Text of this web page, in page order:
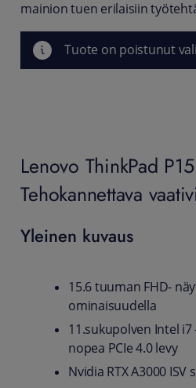
mainion tuen erilaisiin
Tuote on poistunut
Lenovo ThinkPad
Tehokannettava
Yleinen kuvaus
15.6 tuuman FHD-
ominaisuudella
11.sukupolven Intel
nopea PCIe 4.0 levy
Nvidia RTX A3000 ISV